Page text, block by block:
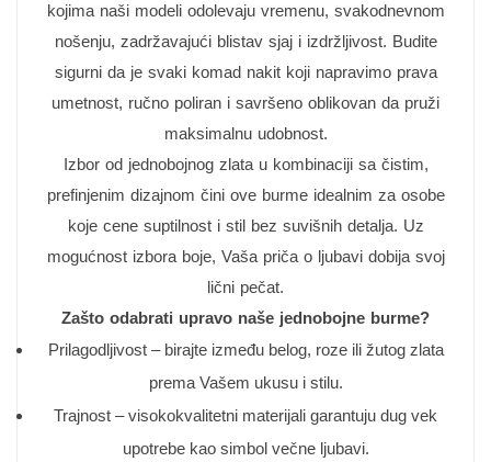
kojima naši modeli odolevaju vremenu, svakodnevnom
nošenju, zadržavajući blistav sjaj i izdržljivost. Budite
sigurni da je svaki komad nakit koji napravimo prava
umetnost, ručno poliran i savršeno oblikovan da pruži
maksimalnu udobnost.
Izbor od jednobojnog zlata u kombinaciji sa čistim,
prefinjenim dizajnom čini ove burme idealnim za osobe
koje cene suptilnost i stil bez suvišnih detalja. Uz
mogućnost izbora boje, Vaša priča o ljubavi dobija svoj
lični pečat.
Zašto odabrati upravo naše jednobojne burme?
Prilagodljivost – birajte između belog, roze ili žutog zlata
prema Vašem ukusu i stilu.
Trajnost – visokokvalitetni materijali garantuju dug vek
upotrebe kao simbol večne ljubavi.